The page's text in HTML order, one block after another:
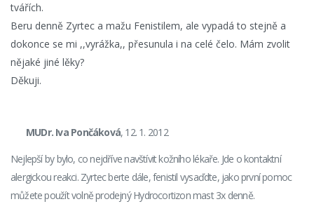
tvářích.
Beru denně Zyrtec a mažu Fenistilem, ale vypadá to stejně a
dokonce se mi ,,vyrážka,, přesunula i na celé čelo. Mám zvolit
nějaké jiné lěky?
Děkuji.
MUDr. Iva Pončáková, 12. 1. 2012
Nejlepší by bylo, co nejdříve navštívit kožního lékaře. Jde o kontaktní
alergickou reakci. Zyrtec berte dále, fenistil vysaďdte, jako první pomoc
můžete použít volně prodejný Hydrocortizon mast 3x denně.